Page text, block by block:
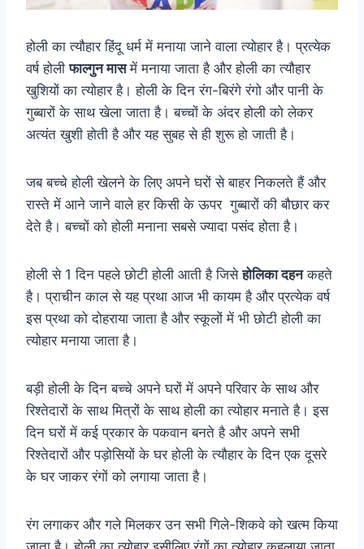
होली का त्यौहार हिंदू धर्म में मनाया जाने वाला त्योहार है। प्रत्येक
वर्ष होलीफाल्गुन मासमें मनाया जाता है और होली का त्यौहार
खुशियों का त्योहार है। होली के दिन रंग-बिरंगे रंगो और पानी के
गुब्बारों के साथ खेला जाता है। बच्चों के अंदर होली को लेकर
अत्यंत खुशी होती है और यह सुबह से ही शुरू हो जाती है।
जब बच्चे होली खेलने के लिए अपने घरों से बाहर निकलते हैं और
रास्ते में आने जाने वाले हर किसी के ऊपर गुब्बारों की बौछार कर
देते है। बच्चों को होली मनाना सबसे ज्यादा पसंद होता है।
होली से 1 दिन पहले छोटी होली आती है जिसेहोलिका दहनकहते
है। प्राचीन काल से यह प्रथा आज भी कायम है और प्रत्येक वर्ष
इस प्रथा को दोहराया जाता है और स्कूलों में भी छोटी होली का
त्योहार मनाया जाता है।
बड़ी होली के दिन बच्चे अपने घरों में अपने परिवार के साथ और
रिश्तेदारों के साथ मित्रों के साथ होली का त्योहार मनाते है। इस
दिन घरों में कई प्रकार के पकवान बनते है और अपने सभी
रिश्तेदारों और पड़ोसियों के घर होली के त्यौहार के दिन एक दूसरे
के घर जाकर रंगों को लगाया जाता है।
रंग लगाकर और गले मिलकर उन सभी गिले-शिकवे को खत्म किया